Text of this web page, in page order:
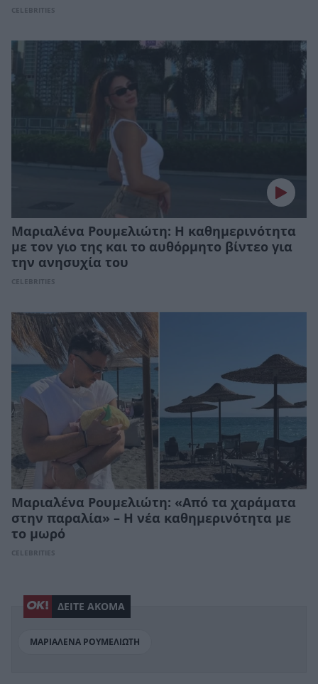
CELEBRITIES
Μαριαλένα Ρουμελιώτη: Η καθημερινότητα
με τον γιο της και το αυθόρμητο βίντεο για
την ανησυχία του
CELEBRITIES
Μαριαλένα Ρουμελιώτη: «Από τα χαράματα
στην παραλία» – Η νέα καθημερινότητα με
το μωρό
CELEBRITIES
ΔΕΙΤΕ ΑΚΟΜΑ
ΜΑΡΙΑΛΕΝΑ ΡΟΥΜΕΛΙΩΤΗ